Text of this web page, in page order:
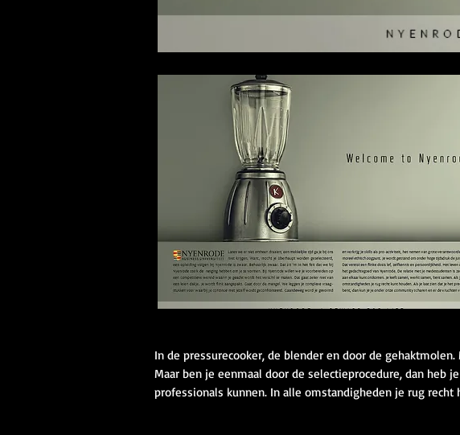
In de pressurecooker, de blender en door de
Maar ben je eenmaal door de selectieprocedure, dan heb
professionals kunnen. In alle omstandigheden je rug recht